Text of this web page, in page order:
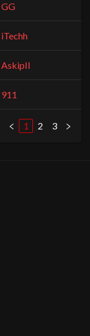
AskipII
1 2 3